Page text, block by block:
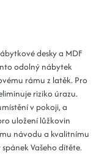
desky a MDF
odolný nábytek
rámu z latěk. Pro
riziko úrazu.
v pokoji, a
uložení lůžkovin
návodu a kvalitnímu
Vašeho dítěte.